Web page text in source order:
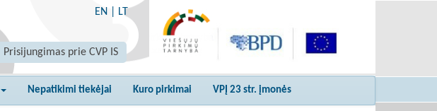
EN LT
Prisijungimas prie CVP IS
Nepatikimi tiekėjai Kuro pirkimai VPĮ 23 str. įmonės